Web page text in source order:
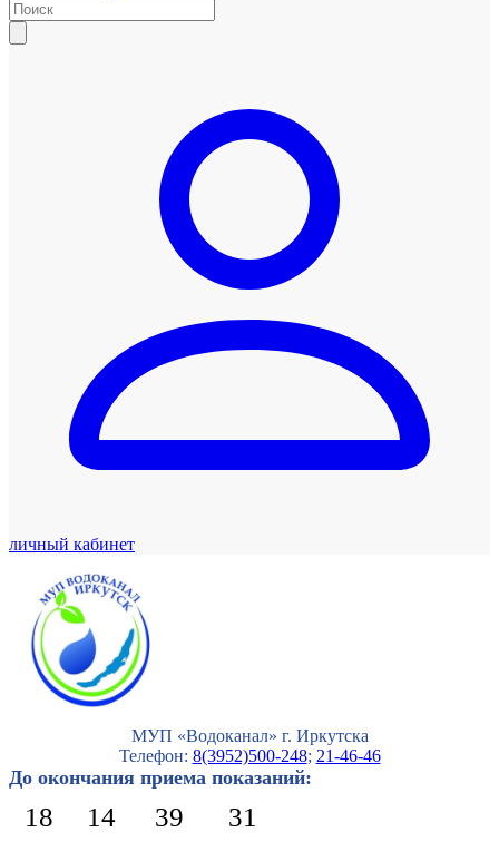
личный кабинет
МУП «Водоканал» г. Иркутска
Телефон: 8(3952)500-248; 21-46-46
До окончания приема показаний:
18 14 39 30